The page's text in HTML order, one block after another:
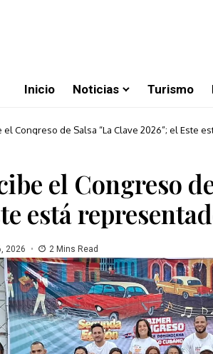
Inicio Noticias Turismo
el Congreso de Salsa “La Clave 2026”; el Este
el Congreso
está
2026 2 Mins Read